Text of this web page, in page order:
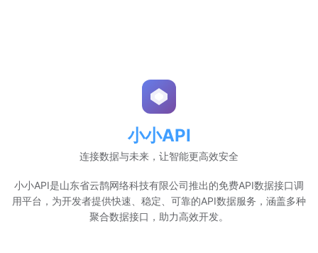
小小API
连接数据与未来，让智能更高效安全
小小API是山东省云鹊网络科技有限公司推出的免费API数据接口调
用平台，为开发者提供快速、稳定、可靠的API数据服务，涵盖多种
聚合数据接口，助力高效开发。